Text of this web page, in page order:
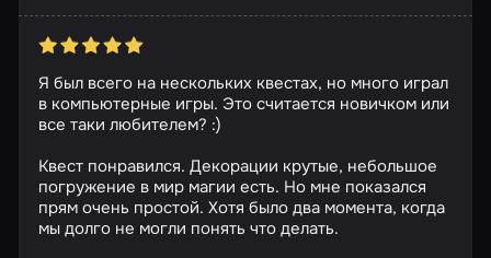
Я был всего на нескольких квестах, но много играл
в компьютерные игры. Это считается новичком или
все таки любителем? :)
Квест понравился. Декорации крутые, небольшое
погружение в мир магии есть. Но мне показался
прям очень простой. Хотя было два момента, когда
мы долго не могли понять что делать.